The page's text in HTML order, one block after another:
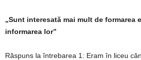
„Sunt interesată mai mult de formarea
informarea lor”
Răspuns la întrebarea 1: Eram în liceu